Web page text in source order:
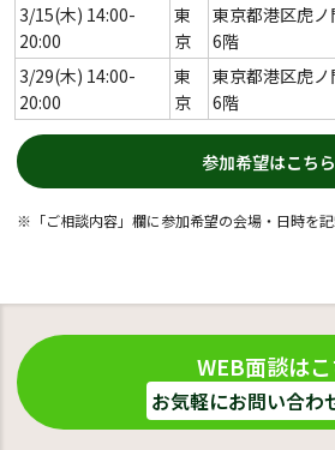
3/15(木) 14:00-
20:00
東
京
東京都港区虎
6階
3/29(木) 14:00-
20:00
東
京
東京都港区虎
6階
参加希望はこちら
※「ご相談内容」欄に参加希望の会場・日時を記
WEB面談は
お気軽にお問い合わ